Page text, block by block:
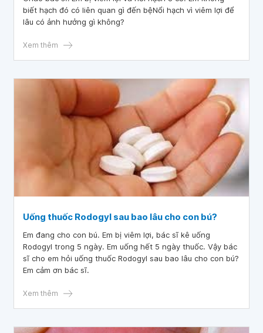
biết hạch đó có liên quan gì đến bệNổi hạch vì viêm lợi để
lâu có ảnh hưởng gì không?
Xem thêm
Uống thuốc Rodogyl sau bao lâu cho con bú?
Em đang cho con bú. Em bị viêm lợi, bác sĩ kê uống
Rodogyl trong 5 ngày. Em uống hết 5 ngày thuốc. Vậy bác
sĩ cho em hỏi uống thuốc Rodogyl sau bao lâu cho con bú?
Em cảm ơn bác sĩ.
Xem thêm